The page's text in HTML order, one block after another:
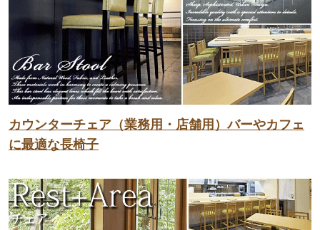
カウンターチェア（業務用・店舗用）バーやカフェ
に最適な長椅子